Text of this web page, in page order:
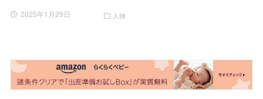
2025年1月29日 人物